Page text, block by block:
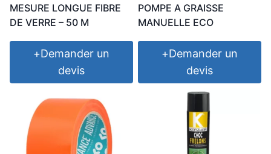
MESURE LONGUE FIBRE
DE VERRE – 50 M
+Demander un
devis
POMPE A GRAISSE
MANUELLE ECO
+Demander un
devis